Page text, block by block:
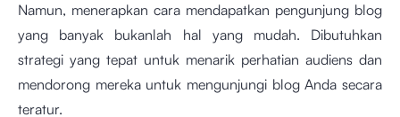
Namun, menerapkan cara mendapatkan pengunjung blog
yang banyak bukanlah hal yang mudah. Dibutuhkan
strategi yang tepat untuk menarik perhatian audiens dan
mendorong mereka untuk mengunjungi blog Anda secara
teratur.